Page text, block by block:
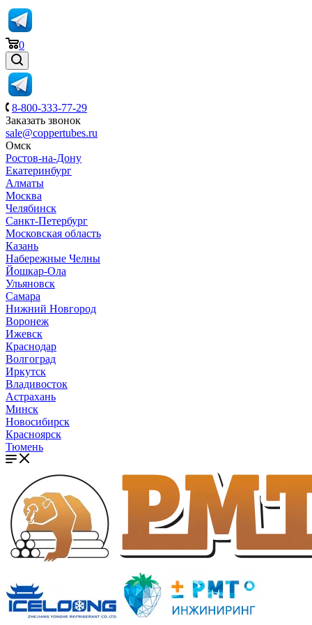
0
8-800-333-77-29
Заказать звонок
sale@coppertubes.ru
Омск
Ростов-на-Дону
Екатеринбург
Алматы
Москва
Челябинск
Санкт-Петербург
Московская область
Казань
Набережные Челны
Йошкар-Ола
Ульяновск
Самара
Нижний Новгород
Воронеж
Ижевск
Краснодар
Волгоград
Иркутск
Владивосток
Астрахань
Минск
Новосибирск
Красноярск
Тюмень